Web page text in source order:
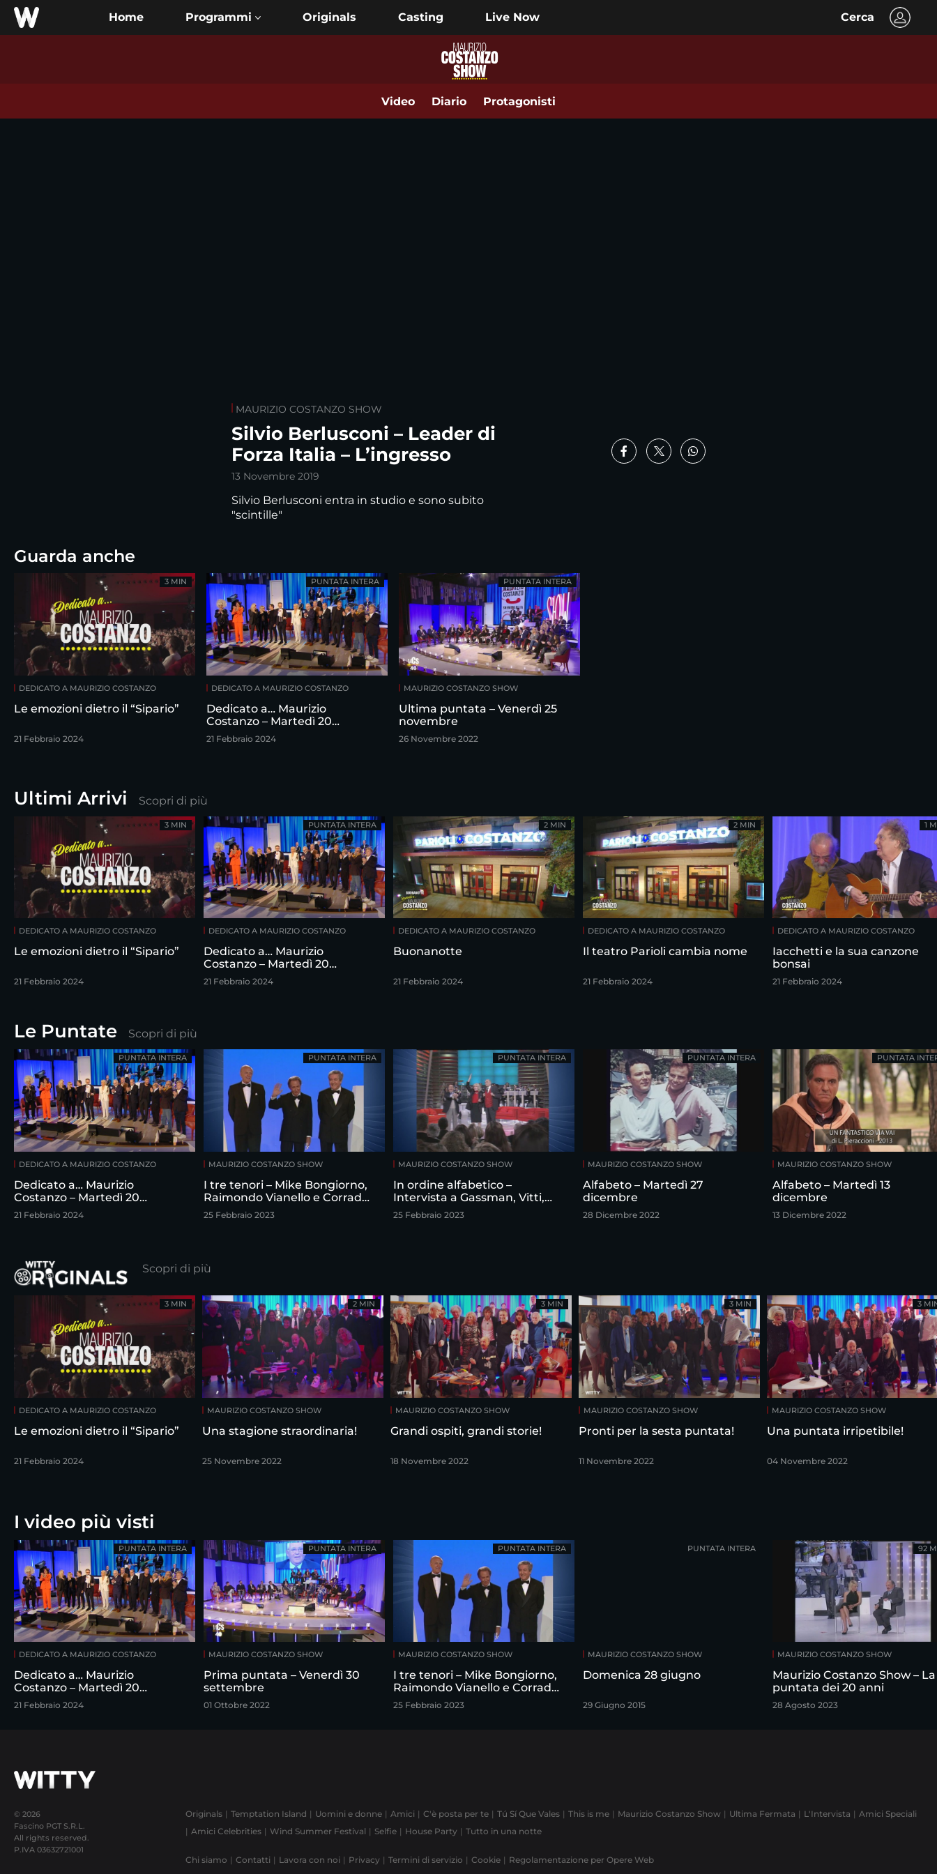
Home Originals Casting Live Now Cerca
Video Diario Protagonisti
MAURIZIO COSTANZO SHOW
Silvio Berlusconi – Leader di
Forza Italia – L’ingresso
13 Novembre 2019
Silvio Berlusconi entra in studio e sono subito
"scintille"
Guarda anche
DEDICATO A MAURIZIO COSTANZO
Le emozioni dietro il “Sipario”
21 Febbraio 2024
3 MIN
DEDICATO A MAURIZIO COSTANZO
Dedicato a… Maurizio
Costanzo – Martedì 20
febbraio
21 Febbraio 2024
PUNTATA INTERA
MAURIZIO COSTANZO SHOW
Ultima puntata – Venerdì 25
novembre
26 Novembre 2022
PUNTATA INTERA
Ultimi Arrivi Scopri di più
DEDICATO A MAURIZIO COSTANZO
Le emozioni dietro il “Sipario”
21 Febbraio 2024
3 MIN
DEDICATO A MAURIZIO COSTANZO
Dedicato a… Maurizio
Costanzo – Martedì 20
febbraio
21 Febbraio 2024
PUNTATA INTERA
DEDICATO A MAURIZIO COSTANZO
Buonanotte
21 Febbraio 2024
2 MIN
DEDICATO A MAURIZIO COSTANZO
Il teatro Parioli cambia nome
21 Febbraio 2024
2 MIN
DEDICATO A MAURIZIO COSTANZO
Iacchetti e la sua canzone
bonsai
21 Febbraio 2024
1
Le Puntate Scopri di più
DEDICATO A MAURIZIO COSTANZO
Dedicato a… Maurizio
Costanzo – Martedì 20
febbraio
21 Febbraio 2024
PUNTATA INTERA
MAURIZIO COSTANZO SHOW
I tre tenori – Mike Bongiorno,
Raimondo Vianello e Corrado
intervistati da Maurizio
Costanzo
25 Febbraio 2023
PUNTATA INTERA
MAURIZIO COSTANZO SHOW
In ordine alfabetico –
Intervista a Gassman, Vitti,
Sordi
25 Febbraio 2023
PUNTATA INTERA
MAURIZIO COSTANZO SHOW
Alfabeto – Martedì 27
dicembre
28 Dicembre 2022
PUNTATA INTERA
MAURIZIO COSTANZO SHOW
Alfabeto – Martedì 13
dicembre
13 Dicembre 2022
PUNTATA
Scopri di più
DEDICATO A MAURIZIO COSTANZO
Le emozioni dietro il “Sipario”
21 Febbraio 2024
3 MIN
MAURIZIO COSTANZO SHOW
Una stagione straordinaria!
25 Novembre 2022
2 MIN
MAURIZIO COSTANZO SHOW
Grandi ospiti, grandi storie!
18 Novembre 2022
3 MIN
MAURIZIO COSTANZO SHOW
Pronti per la sesta puntata!
11 Novembre 2022
3 MIN
MAURIZIO COSTANZO SHOW
Una puntata irripetibile!
04 Novembre 2022
3
I video più visti
DEDICATO A MAURIZIO COSTANZO
Dedicato a… Maurizio
Costanzo – Martedì 20
febbraio
21 Febbraio 2024
PUNTATA INTERA
MAURIZIO COSTANZO SHOW
Prima puntata – Venerdì 30
settembre
01 Ottobre 2022
PUNTATA INTERA
MAURIZIO COSTANZO SHOW
I tre tenori – Mike Bongiorno,
Raimondo Vianello e Corrado
intervistati da Maurizio
25 Febbraio 2023
PUNTATA INTERA
MAURIZIO COSTANZO SHOW
Domenica 28 giugno
29 Giugno 2015
PUNTATA INTERA
MAURIZIO COSTANZO SHOW
Maurizio Costanzo Show – La
puntata dei 20 anni
28 Agosto 2023
92
© 2026
Fascino PGT S.R.L.
All rights reserved.
P.IVA 03632721001
Originals Temptation Island Uomini e donne Amici C'è posta per te Tú Sí Que Vales This is me Maurizio Costanzo Show Ultima Fermata L'Intervista
Amici Speciali
Amici Celebrities
Wind Summer Festival Selfie House Party Tutto in una notte
Chi siamo Contatti Lavora con noi Privacy Termini di servizio Cookie Regolamentazione per Opere Web